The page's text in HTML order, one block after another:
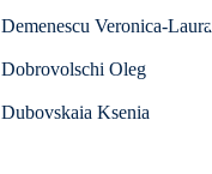
Demenescu Veronica-Laura
Dobrovolschi Oleg
Dubovskaia Ksenia